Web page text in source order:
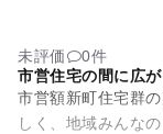
未評価
0件
市営住宅の間に広
市営額新町住宅群
しく、地域みんな